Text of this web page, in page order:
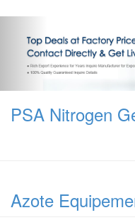
PSA Nitrogen
Azote